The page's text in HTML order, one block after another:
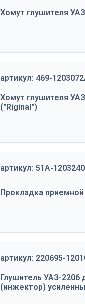
Хомут глушителя
артикул: 469-
Хомут глушителя
("Riginal")
артикул: 51А-1203240
Прокладка
артикул: 220695-
Глушитель УАЗ-2206
(инжектор)